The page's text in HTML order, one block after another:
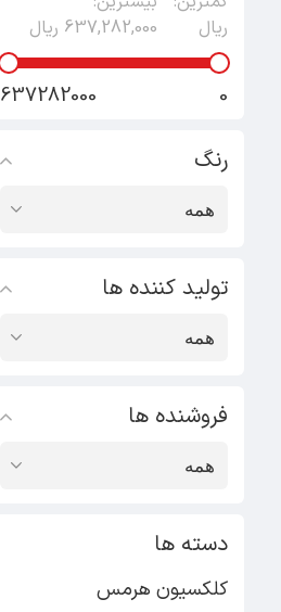
ریال
637,282,000 ریال
0
637282000
رنگ
تولید کننده ها
فروشنده ها
دسته ها
کلکسیون هرمس